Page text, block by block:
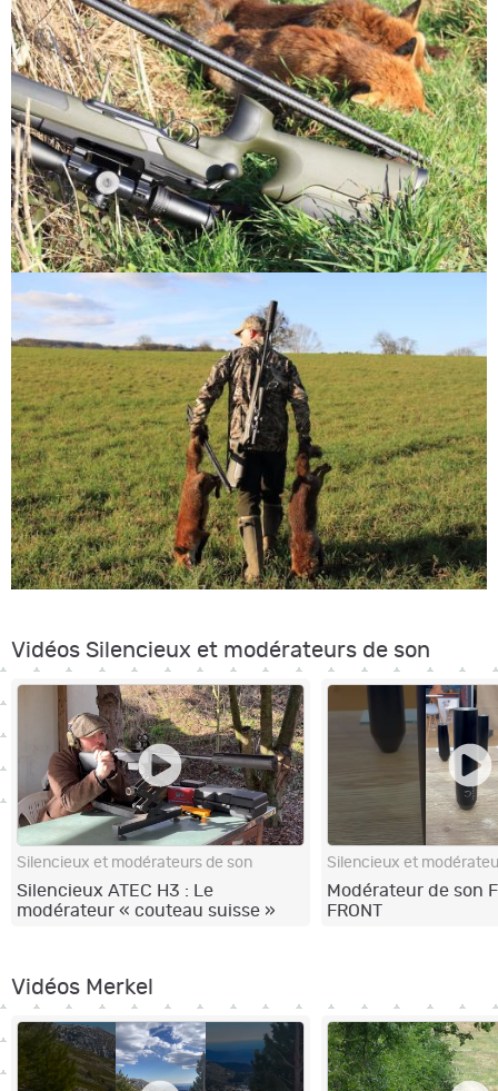
Vidéos Silencieux et modérateurs de son
Silencieux et modérateurs de son
Silencieux ATEC H3 : Le
modérateur « couteau suisse »
Silencieux et
Modérateur de son
FRONT
Vidéos Merkel